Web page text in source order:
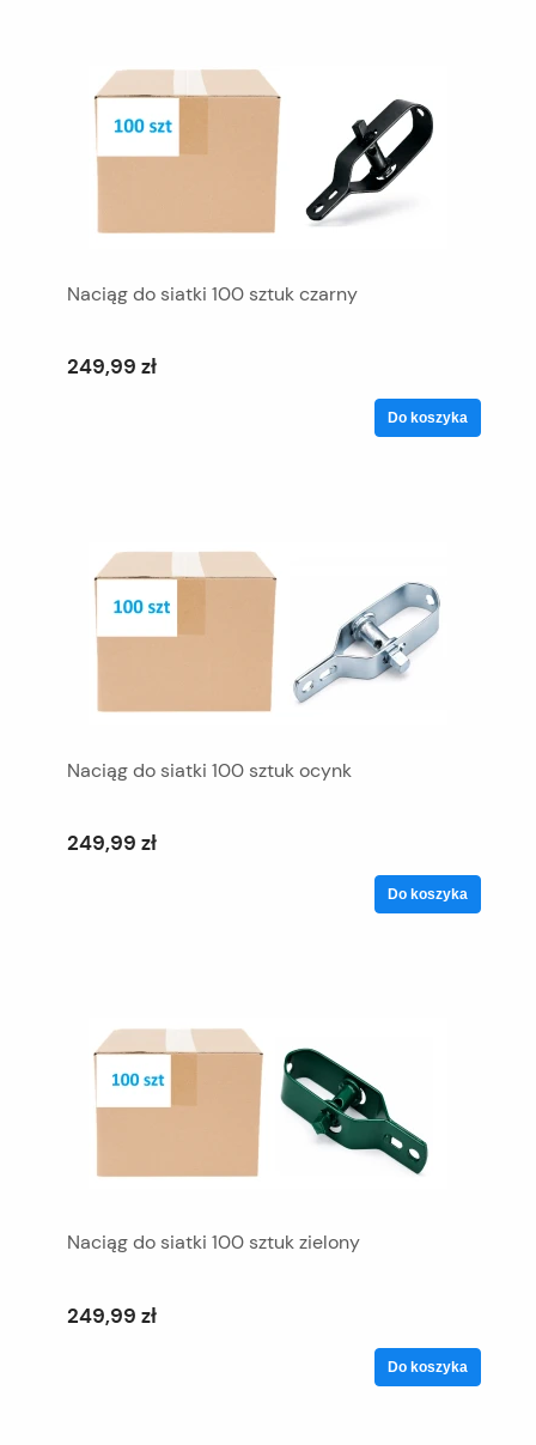
Naciąg do siatki 100 sztuk czarny
249,99 zł
Do koszyka
Naciąg do siatki 100 sztuk ocynk
249,99 zł
Do koszyka
Naciąg do siatki 100 sztuk zielony
249,99 zł
Do koszyka